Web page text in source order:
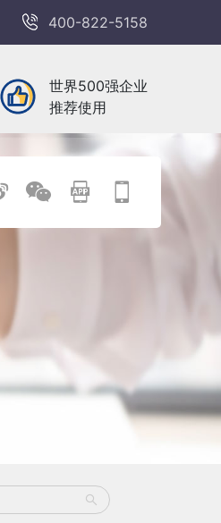
400-822-5158
世界500强企业
推荐使用